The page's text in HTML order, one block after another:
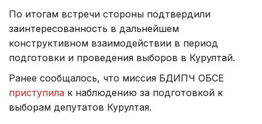
По итогам встречи стороны подтвердили
заинтересованность в дальнейшем
конструктивном взаимодействии в период
подготовки и проведения выборов в Курултай.
Ранее сообщалось, что миссия БДИПЧ ОБСЕ
приступила к наблюдению за подготовкой к
выборам депутатов Курултая.